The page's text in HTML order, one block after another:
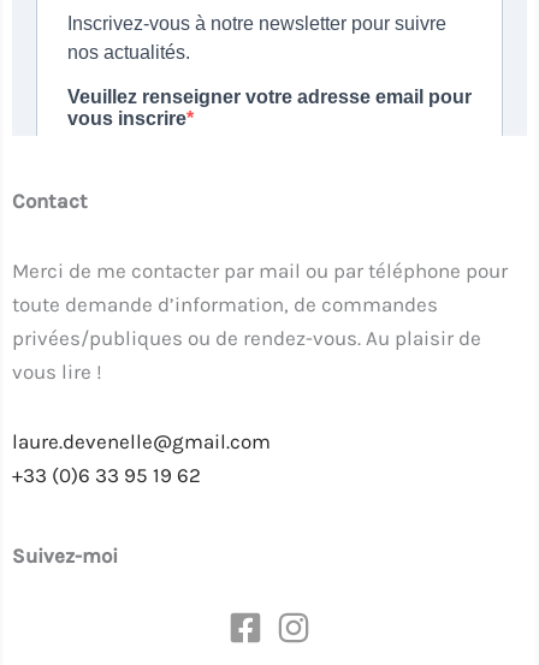
Contact
Merci de me contacter par mail ou par téléphone pour
toute demande d’information, de commandes
privées/publiques ou de rendez-vous. Au plaisir de
vous lire !
laure.devenelle@gmail.com
+33 (0)6 33 95 19 62
Suivez-moi